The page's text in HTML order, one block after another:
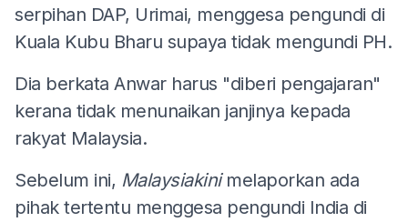
serpihan DAP, Urimai, menggesa pengundi di
Kuala Kubu Bharu supaya tidak mengundi PH.
Dia berkata Anwar harus "diberi pengajaran"
kerana tidak menunaikan janjinya kepada
rakyat Malaysia.
Sebelum ini, Malaysiakinimelaporkan ada
pihak tertentu menggesa pengundi India di